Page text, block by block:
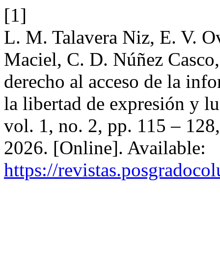
[1]
L. M. Talavera Niz, E. V.
Maciel, C. D. Núñez
derecho al acceso de la
la libertad de expresión y
vol. 1, no. 2, pp. 115 –
2026. [Online]. Available:
https://